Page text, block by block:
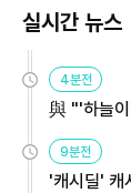
실시간 뉴스
4분전
與 "'하늘
9분전
'캐시딜' 캐